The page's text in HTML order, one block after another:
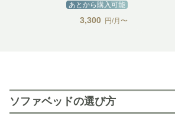
あとから購入可能
3,300 円/月〜
ソファベッドの選び方